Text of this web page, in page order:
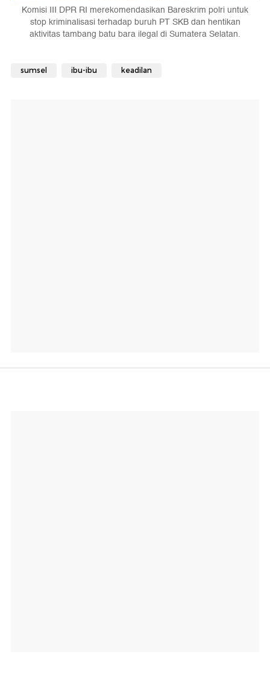
Komisi III DPR RI merekomendasikan Bareskrim polri untuk
stop kriminalisasi terhadap buruh PT SKB dan hentikan
aktivitas tambang batu bara ilegal di Sumatera Selatan.
sumsel ibu-ibu keadilan